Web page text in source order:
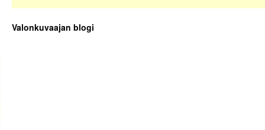
Valonkuvaajan blogi